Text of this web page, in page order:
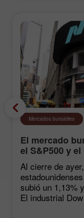
Mercados bursátiles
El mercado
el S&P500 y
fuerza tras las
Al cierre de
subió un 1,13%
El industrial